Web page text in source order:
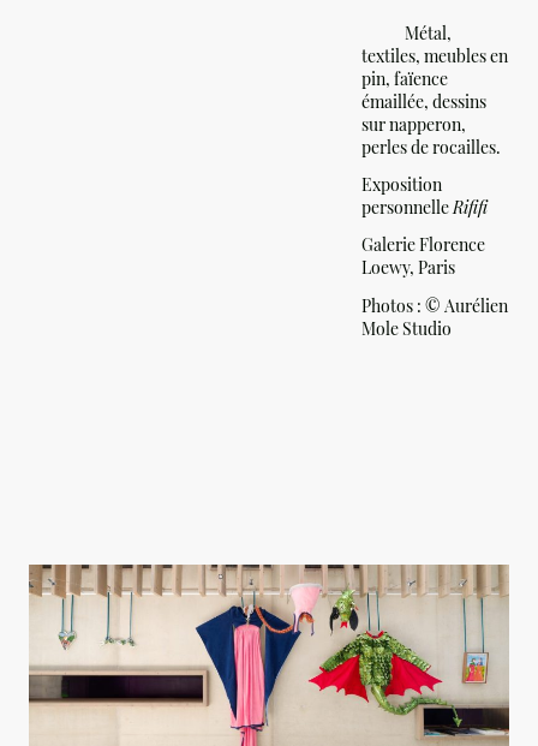
Métal,
textiles, meubles en
pin, faïence
émaillée, dessins
sur napperon,
perles de rocailles.
Exposition
personnelleRififi
Galerie Florence
Loewy, Paris
Photos :© Aurélien
Mole Studio